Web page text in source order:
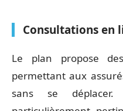
Consultations en
Le plan propose
permettant aux
sans se déplacer.